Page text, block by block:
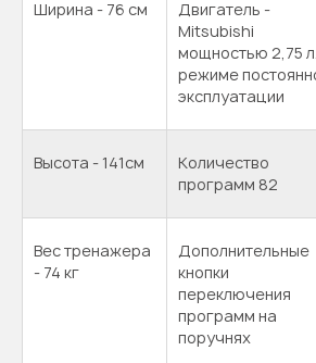
Ширина - 76 см
Двигатель -
Mitsubishi
мощностью 2,75
режиме
эксплуатации
Высота - 141см
Количество
программ 82
Вес тренажера
- 74 кг
Дополнительные
кнопки
переключения
программ на
поручнях